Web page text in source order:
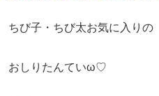
ちび子・ちび太お気に入りの
おしりたんていω♡